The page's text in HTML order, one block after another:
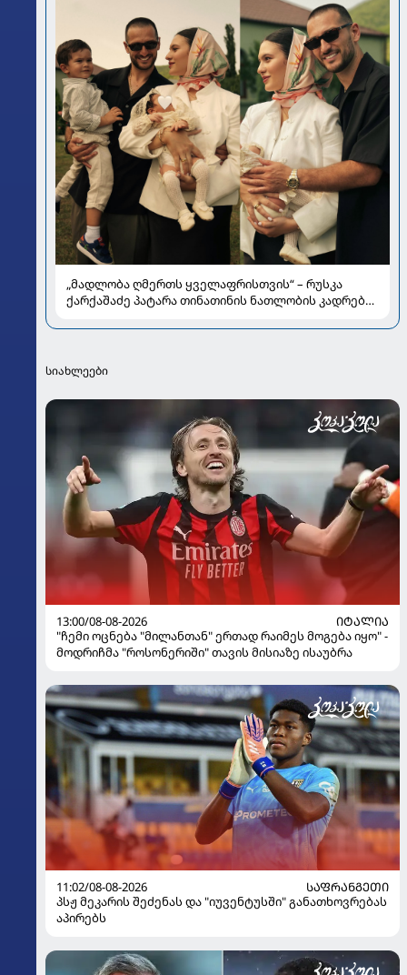
„მადლობა ღმერთს ყველაფრისთვის“ – რუსკა
ქარქაშაძე პატარა თინათინის ნათლობის კადრებს
სიახლეები
13:00/08-08-2026
ᲘᲢᲐᲚᲘᲐ
"ჩემი ოცნება "მილანთან" ერთად რაიმეს მოგება იყო" -
მოდრიჩმა "როსონერიში" თავის მისიაზე ისაუბრა
11:02/08-08-2026
ᲡᲐᲤᲠᲐᲜᲒᲔᲗᲘ
პსჟ მეკარის შეძენას და "იუვენტუსში" განათხოვრებას
აპირებს